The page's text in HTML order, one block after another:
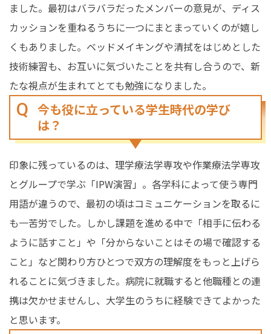
ました。最初はバラバラだったメンバーの意見が、ディス
カッションを重ねるうちに一つにまとまっていくのが嬉し
くもありました。ベッドメイキングや清拭をはじめとした
技術練習も、お互いに気づいたことを共有し合うので、新
たな視点が生まれてとても勉強になりました。
今も役に立っている学生時代の学び
は？
印象に残っているのは、理学療法学専攻や作業療法学専攻
とグループで学ぶ「IPW演習」。各学科によって使う専門
用語が違うので、最初の頃はコミュニケーションを取るに
も一苦労でした。しかし課題を進める中で「相手に伝わる
ように話すこと」や「分からないことはその場で確認する
こと」など関わり方ひとつで双方の理解度をもっと上げら
れることに気づきました。病院に就職すると他職種との連
携は欠かせませんし、大学生のうちに経験できてよかった
と思います。